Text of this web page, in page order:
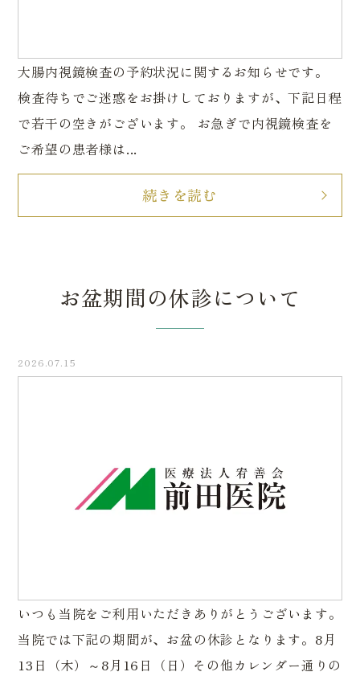
大腸内視鏡検査の予約状況に関するお知らせです。
検査待ちでご迷惑をお掛けしておりますが、下記日程
で若干の空きがございます。 お急ぎで内視鏡検査を
ご希望の患者様は...
続きを読む
お盆期間の休診について
2026.07.15
いつも当院をご利用いただきありがとうございます。
当院では下記の期間が、お盆の休診となります。8月
13日（木）～8月16日（日）その他カレンダー通りの